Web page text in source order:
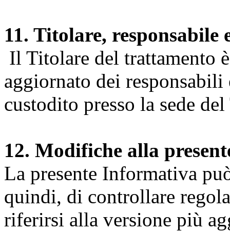
11. Titolare, responsabile
Il Titolare del trattamento
aggiornato dei
custodito presso la sede
12. Modifiche alla
La presente Informativa
quindi, di controllare
riferirsi alla versione più